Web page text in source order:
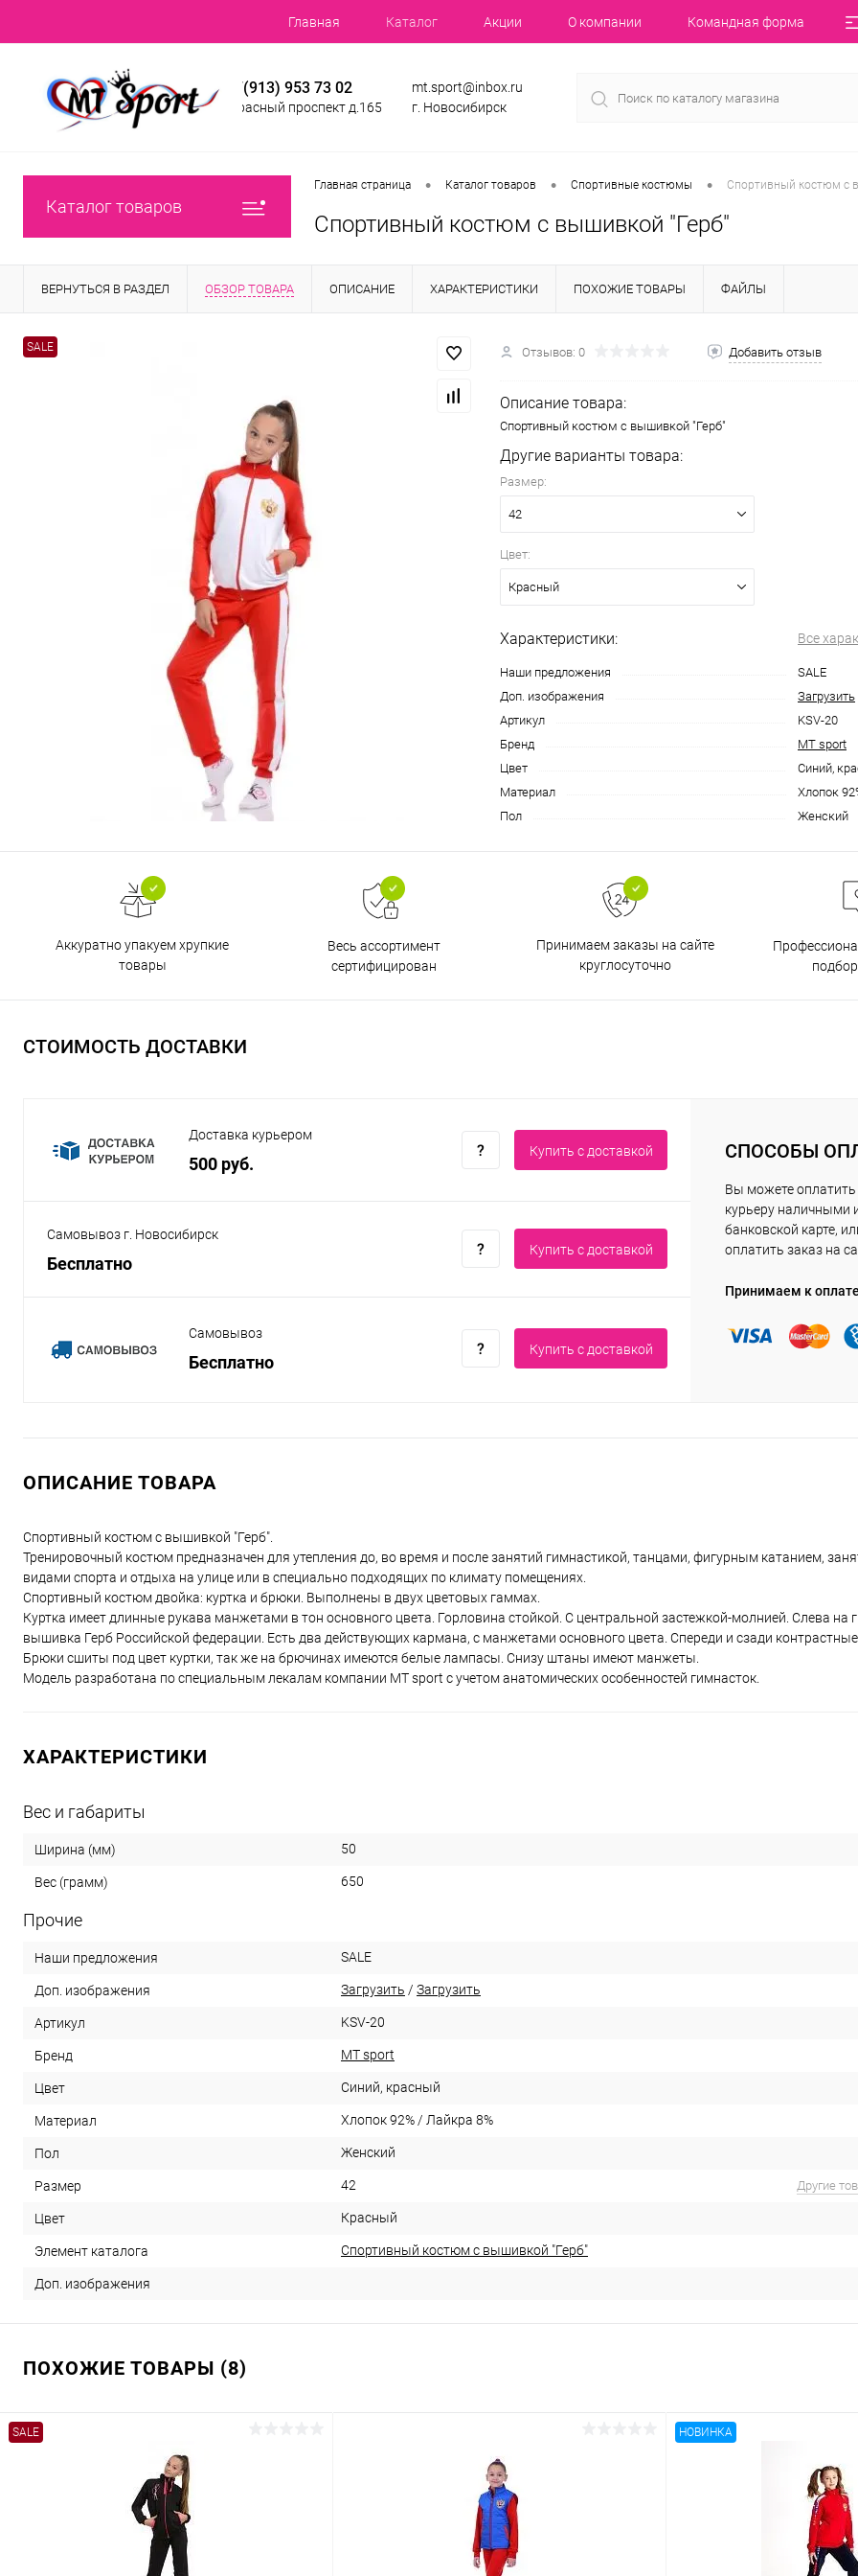
Главная Каталог Акции О компании Командная форма
+7(913) 953 73 02
Красный проспект д.165
mt.sport@inbox.ru
г. Новосибирск
Каталог товаров
Главная страница • Каталог товаров • Спортивные костюмы • Спортивный костюм с
Спортивный костюм с вышивкой "Герб"
ВЕРНУТЬСЯ В РАЗДЕЛ ОБЗОР ТОВАРА ОПИСАНИЕ ХАРАКТЕРИСТИКИ ПОХОЖИЕ ТОВАРЫ ФАЙЛЫ
SALE Отзывов: 0 Добавить отзыв
Описание товара:
Спортивный костюм с вышивкой "Герб"
Другие варианты товара:
Размер:
42
Цвет:
Красный
Характеристики: Все
Наши предложения
SALE
Доп. изображения
Загрузить
Артикул
KSV-20
Бренд
MT sport
Цвет
Синий,
Материал
Хлопок
Пол
Женский
Аккуратно упакуем хрупкие
товары
Весь ассортимент
сертифицирован
Принимаем заказы на сайте
круглосуточно
СТОИМОСТЬ ДОСТАВКИ
Доставка курьером
500 руб.
Купить c доставкой
Самовывоз г. Новосибирск
Бесплатно
Купить c доставкой
Самовывоз
Бесплатно
Купить c доставкой
СПОСОБЫ
Вы можете оплатить
курьеру наличными
банковской карте,
оплатить заказ на
Принимаем к
ОПИСАНИЕ ТОВАРА
Спортивный костюм с вышивкой "Герб".
Тренировочный костюм предназначен для утепления до, во время и после занятий гимнастикой, танцами, фигурным катанием,
видами спорта и отдыха на улице или в специально подходящих по климату помещениях.
Спортивный костюм двойка: куртка и брюки. Выполнены в двух цветовых гаммах.
Куртка имеет длинные рукава манжетами в тон основного цвета. Горловина стойкой. С центральной застежкой-молнией. Слева на
вышивка Герб Российской федерации. Есть два действующих кармана, с манжетами основного цвета. Спереди и сзади
Брюки сшиты под цвет куртки, так же на брючинах имеются белые лампасы. Снизу штаны имеют манжеты.
Модель разработана по специальным лекалам компании MT sport с учетом анатомических особенностей гимнасток.
ХАРАКТЕРИСТИКИ
Вес и габариты
Ширина (мм) 50
Вес (грамм) 650
Прочие
Наши предложения SALE
Доп. изображения Загрузить / Загрузить
Артикул KSV-20
Бренд MT sport
Цвет Синий, красный
Материал Хлопок 92% / Лайкра 8%
Пол Женский
Размер 42 Другие
Цвет Красный
Элемент каталога Спортивный костюм с вышивкой "Герб"
Доп. изображения
ПОХОЖИЕ ТОВАРЫ (8)
SALE НОВИНКА